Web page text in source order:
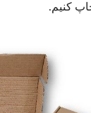
کنیم.